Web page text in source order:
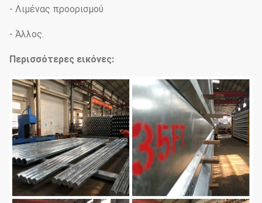
- Λιμένας προορισμού
- Άλλος.
Περισσότερες εικόνες: